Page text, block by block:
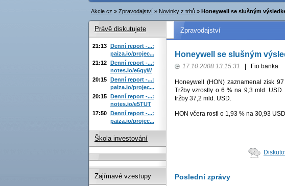
Akcie.cz » Zpravodajství » Novinky z trhů » Honeywell se slušným
Zpravodajství
Honeywell se slušným
17.10.2008 13:15:31 Fio banka
Honeywell (HON) zaznamenal zisk
Tržby vzrostly o 6 % na 9,3 mld.
tržby 37,2 mld. USD.
HON včera rostl o 1,93 % na 30,93
Poslední zprávy
Právě diskutujete
21:13 Denní report -...:
paiza.io/projec...
21:12 Denní report -...:
notes.io/e6qyW
20:15 Denní report -...:
paiza.io/projec...
20:15 Denní report -...:
notes.io/e5TUT
17:50 Denní report -...:
paiza.io/projec...
Škola investování
Zajímavé vzestupy